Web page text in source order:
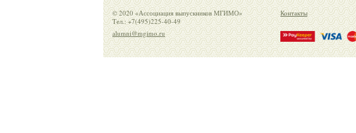
© 2020 «Ассоциация выпускников МГИМО»
Тел.: +7(495)225-40-49
alumni@mgimo.ru
Контакты